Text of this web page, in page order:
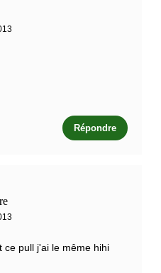
Répondre
ce pull j'ai le même hihi